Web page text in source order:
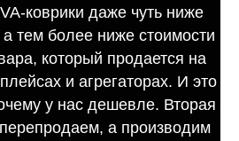
коврики даже чуть ниже
тем более ниже стоимости
который продается на
и агрегаторах. И это
у нас дешевле. Вторая
а производим